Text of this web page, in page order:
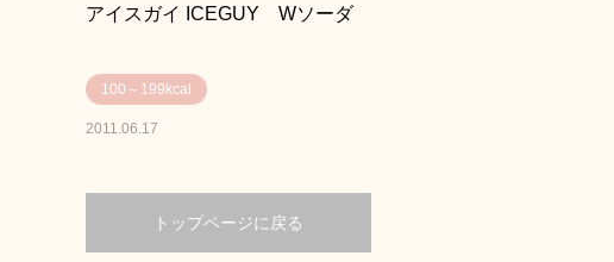
アイスガイ ICEGUY Wソーダ
100～199kcal
2011.06.17
トップページに戻る